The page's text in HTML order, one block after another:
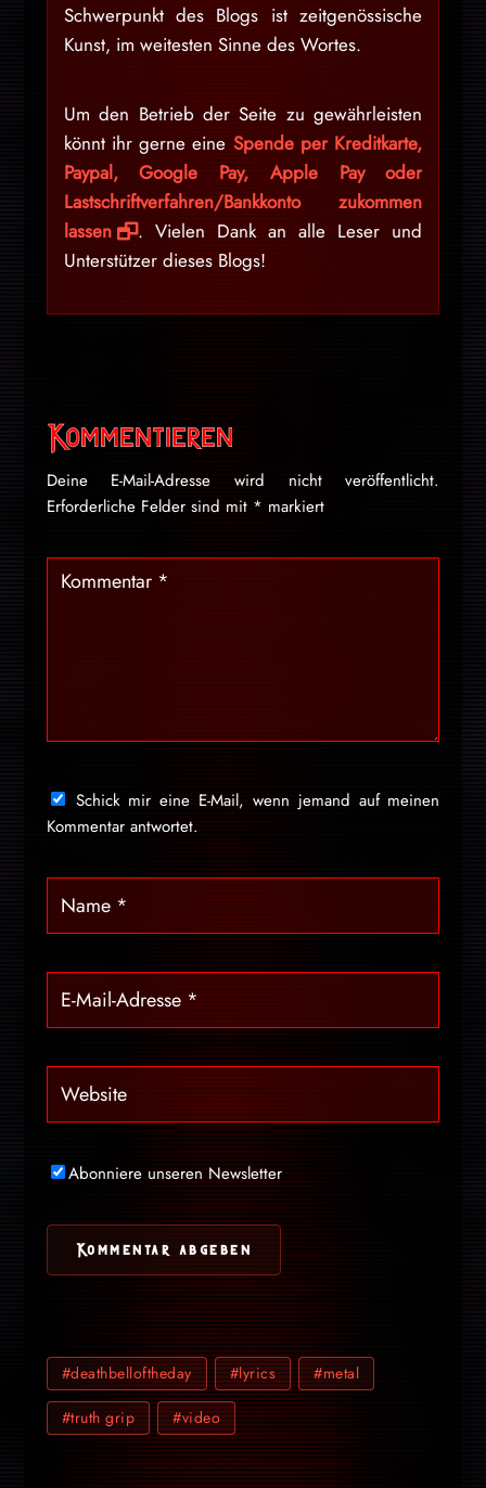
Schwerpunkt des Blogs ist zeitgenössische
Kunst, im weitesten Sinne des Wortes.
Um den Betrieb der Seite zu gewährleisten
könnt ihr gerne eine Spende per Kreditkarte,
Paypal, Google Pay, Apple Pay oder
Lastschriftverfahren/Bankkonto zukommen
lassen
. Vielen Dank an alle Leser und
Unterstützer dieses Blogs!
Kommentieren
Deine E-Mail-Adresse wird nicht veröffentlicht.
Erforderliche Felder sind mit * markiert
Schick mir eine E-Mail, wenn jemand auf meinen
Kommentar antwortet.
Abonniere unseren Newsletter
#deathbelloftheday #lyrics #metal
#truth grip #video